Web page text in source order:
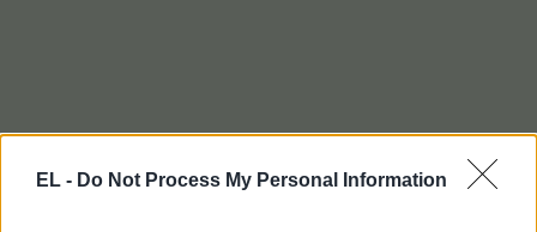
EL - Do Not Process My Personal Information